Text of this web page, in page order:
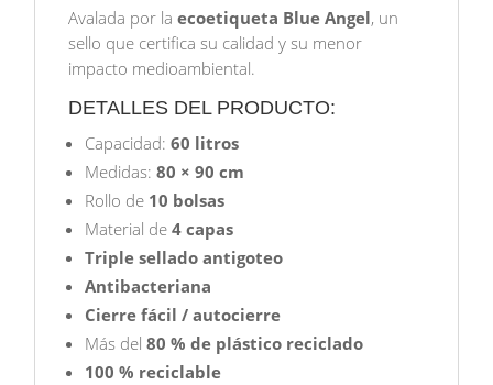
Avalada por laecoetiqueta Blue Angel, un
sello que certifica su calidad y su menor
impacto medioambiental.
DETALLES DEL PRODUCTO:
Capacidad:60 litros
Medidas:80 × 90 cm
Rollo de 10 bolsas
Material de4 capas
Triple sellado antigoteo
Antibacteriana
Cierre fácil / autocierre
Más del80 % de plástico reciclado
100 % reciclable